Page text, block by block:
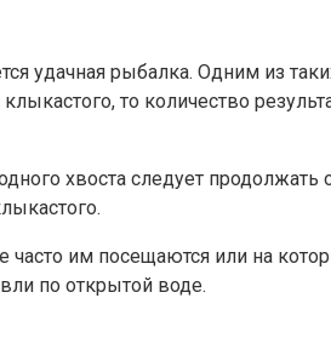
удачная рыбалка. Одним из
то количество
хвоста следует
им посещаются или на
по открытой воде.